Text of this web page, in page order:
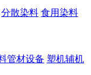
分散染料 食用染料
管材设备 塑机辅机